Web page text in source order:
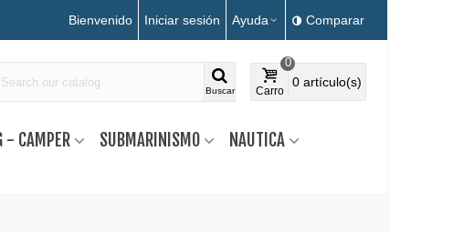
Bienvenido Iniciar sesión Ayuda Comparar
Buscar Carro
0
0 artículo(s)
- CAMPER SUBMARINISMO
NAUTICA